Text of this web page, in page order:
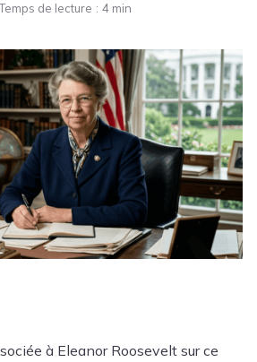
Temps de lecture 4 min
à Eleanor Roosevelt sur ce